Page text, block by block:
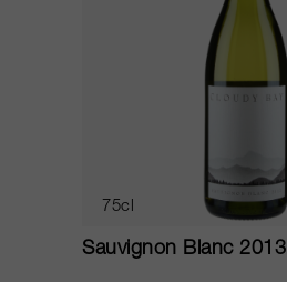
75cl
Sauvignon Blanc 2013